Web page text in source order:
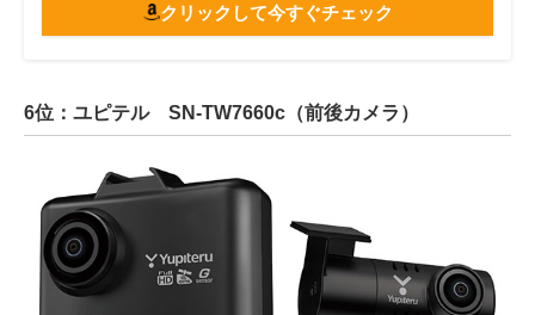
クリックして今すぐチェック
6位：ユピテル SN-TW7660c（前後カメラ）